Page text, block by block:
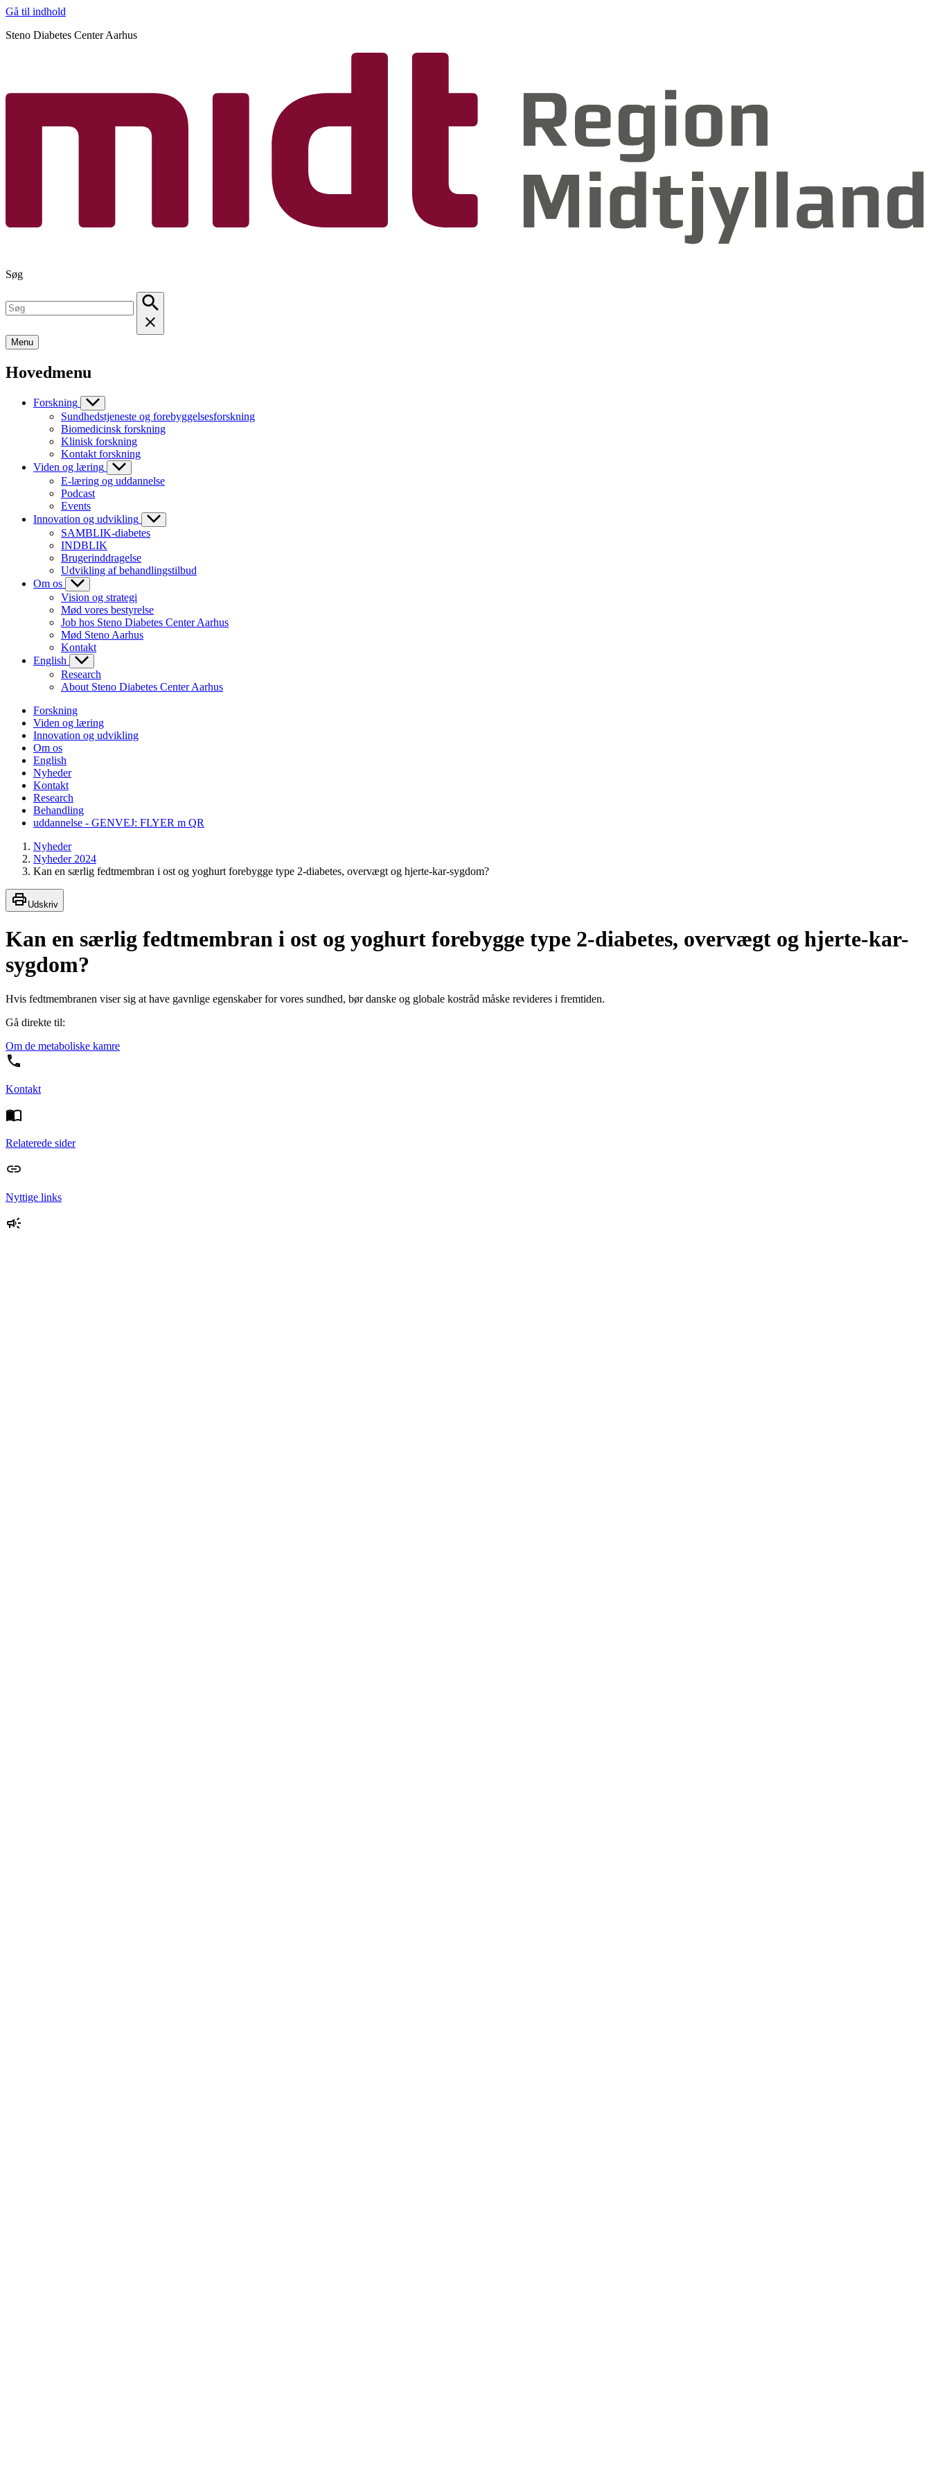
Gå til indhold
Steno Diabetes Center Aarhus
Søg
Menu
Hovedmenu
Forskning
Sundhedstjeneste og forebyggelsesforskning
Biomedicinsk forskning
Klinisk forskning
Kontakt forskning
Viden og læring
E-læring og uddannelse
Podcast
Events
Innovation og udvikling
SAMBLIK-diabetes
INDBLIK
Brugerinddragelse
Udvikling af behandlingstilbud
Om os
Vision og strategi
Mød vores bestyrelse
Job hos Steno Diabetes Center Aarhus
Mød Steno Aarhus
Kontakt
English
Research
About Steno Diabetes Center Aarhus
Forskning
Viden og læring
Innovation og udvikling
Om os
English
Nyheder
Kontakt
Research
Behandling
uddannelse - GENVEJ: FLYER m QR
Nyheder
Nyheder 2024
Kan en særlig fedtmembran i ost og yoghurt forebygge type 2-diabetes, overvægt og hjerte-kar-sygdom?
Udskriv
Kan en særlig fedtmembran i ost og yoghurt forebygge type 2-diabetes, overvægt og hjerte-kar-
sygdom?
Hvis fedtmembranen viser sig at have gavnlige egenskaber for vores sundhed, bør danske og globale kostråd måske revideres i fremtiden.
Gå direkte til:
Om de metaboliske kamre
Kontakt
Relaterede sider
Nyttige links